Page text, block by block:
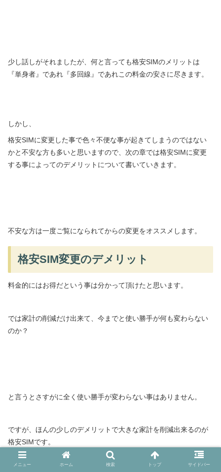
少し話しがそれましたが、何と言っても格安SIMのメリットは
『単身者』であれ『多回線』であれこの料金の安さに尽きます。
しかし、
格安SIMに変更した事で色々不便な事が起きてしまうのではない
かと不安な方も多いと思いますので、次の章では格安SIMに変更
する事によってのデメリットについて書いていきます。
不安な方は一度ご覧になられてからの変更をオススメします。
格安SIM変更のデメリット
料金的にはお得だという事は分かって頂けたと思います。
では家計の削減だけ出来て、今までと使い勝手が何も変わらない
のか？
と言うとさすがに全く使い勝手が変わらない事はありません。
ですが、ほんの少しのデメリットで大きな家計を削減出来るのが
格安SIMです。
メニュー ホーム 検索 トップ サイドバー